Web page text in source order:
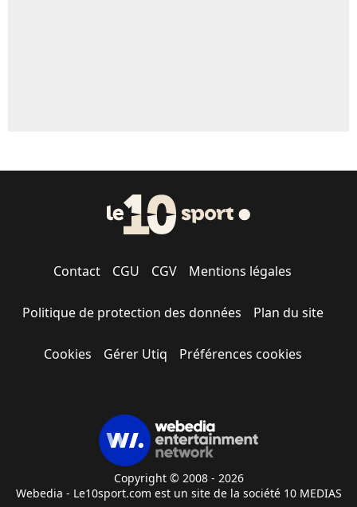
Contact CGU CGV Mentions légales
Politique de protection des données Plan du site
Cookies Gérer Utiq Préférences cookies
Copyright © 2008 - 2026
Webedia - Le10sport.com est un site de la société 10 MEDIAS